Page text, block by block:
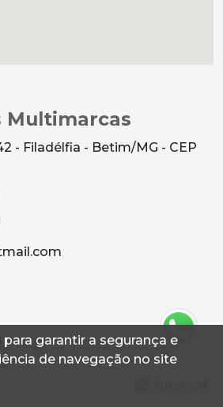
garantir a segurança e
de navegação no site
Multimarcas
- Filadélfia - Betim/MG - CEP
Todos os direitos reservados.